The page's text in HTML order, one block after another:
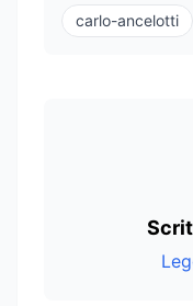
carlo-ancelotti